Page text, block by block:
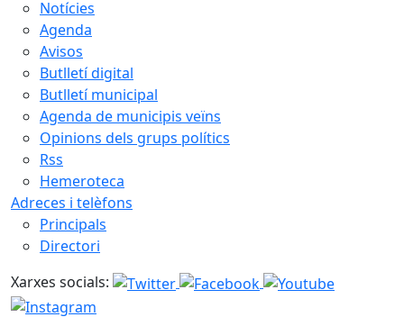
Notícies
Agenda
Avisos
Butlletí digital
Butlletí municipal
Agenda de municipis veïns
Opinions dels grups polítics
Rss
Hemeroteca
Adreces i telèfons
Principals
Directori
Xarxes socials: